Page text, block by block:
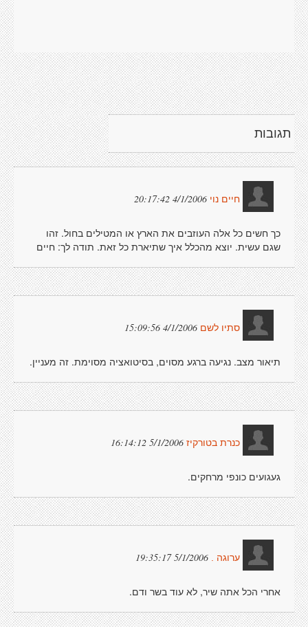
תגובות
חיים נוי 4/1/2006 20:17:42
כך חשים כל אלה העוזבים את הארץ או המטילים בחול. זהו
שגם עשית. יוצא מהכלל איך שתיארת כל זאת. תודה לך: חיים
סתיו לשם 4/1/2006 15:09:56
תיאור מצב. נגיעה ברגע מסוים, בסיטואציה מסוימת. זה מעניין.
כנרת בטורקיז 5/1/2006 16:14:12
געגועים כונפי מרחקים.
ערוגה . 5/1/2006 19:35:17
אחרי הכל אתה שיר, לא עוד בשר ודם.